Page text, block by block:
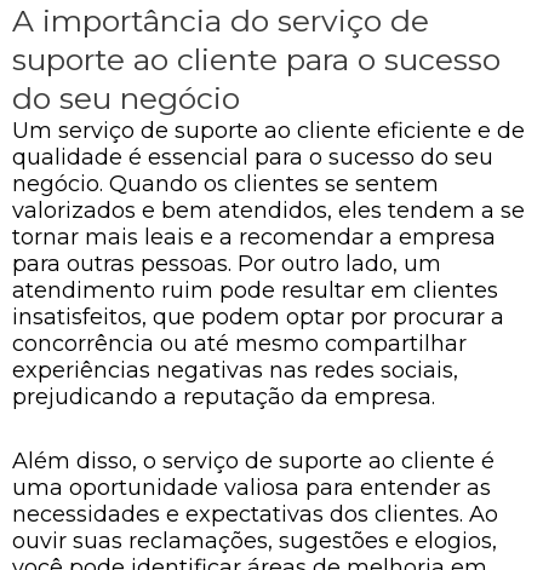
A importância do serviço de
suporte ao cliente para o sucesso
do seu negócio
Um serviço de suporte ao cliente eficiente e de
qualidade é essencial para o sucesso do seu
negócio. Quando os clientes se sentem
valorizados e bem atendidos, eles tendem a se
tornar mais leais e a recomendar a empresa
para outras pessoas. Por outro lado, um
atendimento ruim pode resultar em clientes
insatisfeitos, que podem optar por procurar a
concorrência ou até mesmo compartilhar
experiências negativas nas redes sociais,
prejudicando a reputação da empresa.
Além disso, o serviço de suporte ao cliente é
uma oportunidade valiosa para entender as
necessidades e expectativas dos clientes. Ao
ouvir suas reclamações, sugestões e elogios,